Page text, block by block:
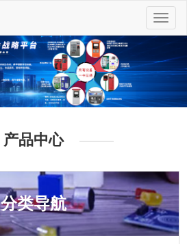
切
换
航
产品中心
分类导航